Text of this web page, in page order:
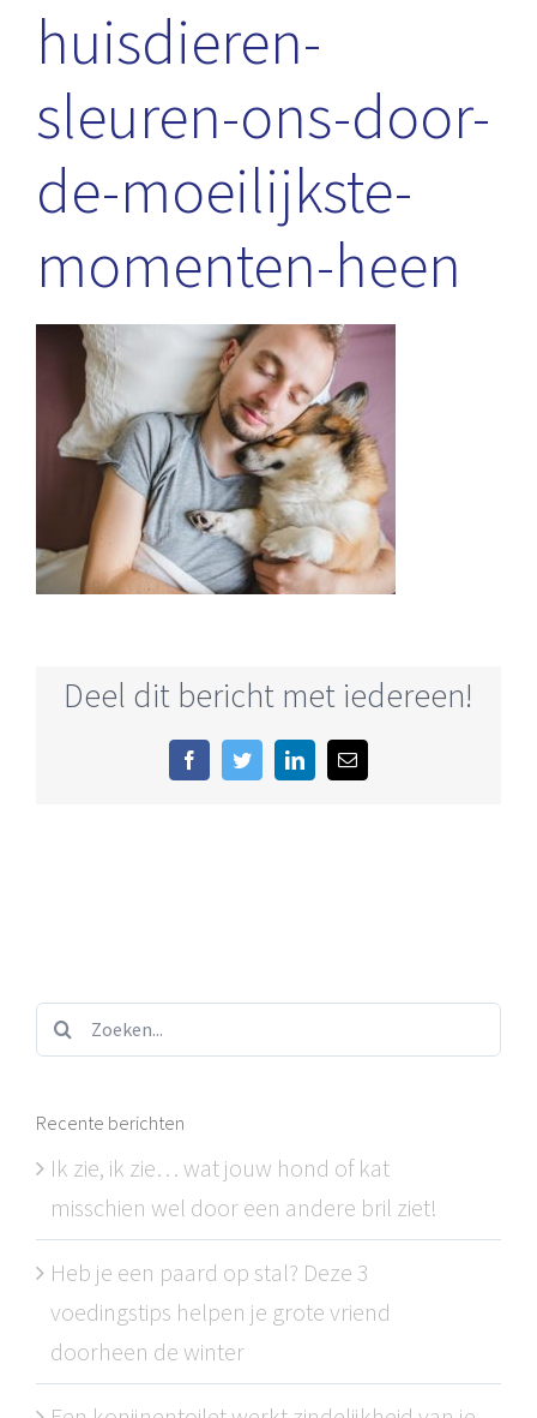
huisdieren-
sleuren-ons-door-
de-moeilijkste-
momenten-heen
Deel dit bericht met iedereen!
FacebookTwitterLinkedIn
E-
Zoeken...
Recente berichten
Ik zie, ik zie… wat jouw hond of kat
misschien wel door een andere bril ziet!
Heb je een paard op stal? Deze 3
voedingstips helpen je grote vriend
doorheen de winter